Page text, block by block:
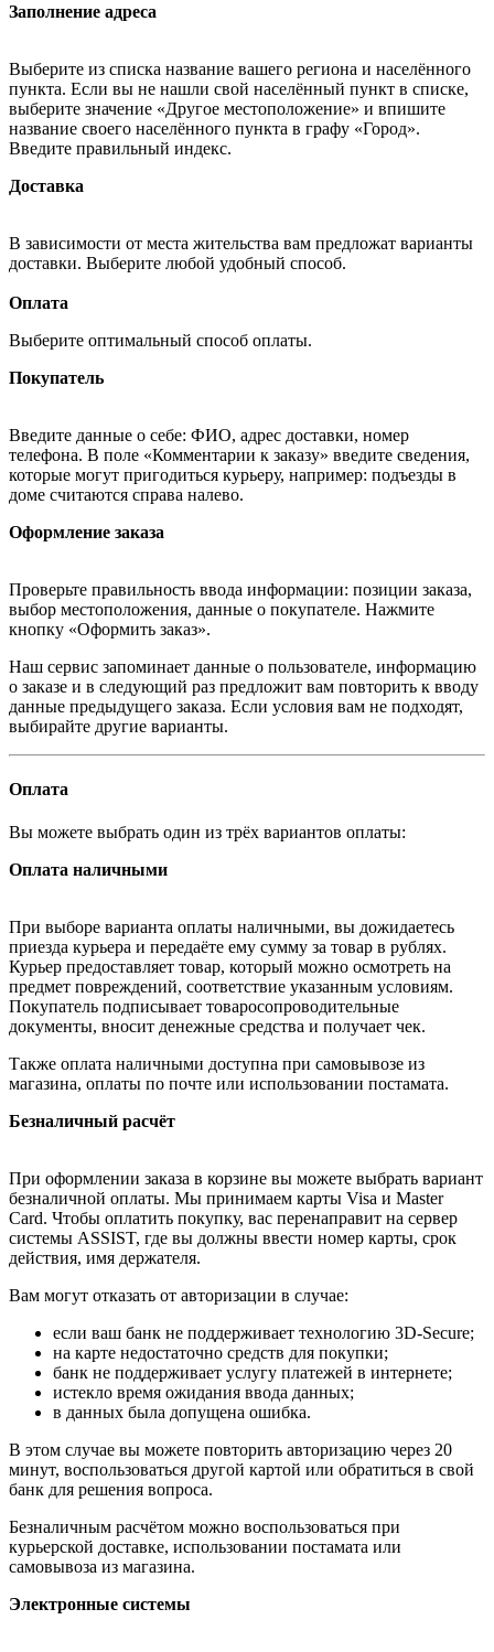
Заполнение адреса
Выберите из списка название вашего региона и населённого
пункта. Если вы не нашли свой населённый пункт в списке,
выберите значение «Другое местоположение» и впишите
название своего населённого пункта в графу «Город».
Введите правильный индекс.
Доставка
В зависимости от места жительства вам предложат варианты
доставки. Выберите любой удобный способ.
Оплата
Выберите оптимальный способ оплаты.
Покупатель
Введите данные о себе: ФИО, адрес доставки, номер
телефона. В поле «Комментарии к заказу» введите сведения,
которые могут пригодиться курьеру, например: подъезды в
доме считаются справа налево.
Оформление заказа
Проверьте правильность ввода информации: позиции заказа,
выбор местоположения, данные о покупателе. Нажмите
кнопку «Оформить заказ».
Наш сервис запоминает данные о пользователе, информацию
о заказе и в следующий раз предложит вам повторить к вводу
данные предыдущего заказа. Если условия вам не подходят,
выбирайте другие варианты.
Оплата
Вы можете выбрать один из трёх вариантов оплаты:
Оплата наличными
При выборе варианта оплаты наличными, вы дожидаетесь
приезда курьера и передаёте ему сумму за товар в рублях.
Курьер предоставляет товар, который можно осмотреть на
предмет повреждений, соответствие указанным условиям.
Покупатель подписывает товаросопроводительные
документы, вносит денежные средства и получает чек.
Также оплата наличными доступна при самовывозе из
магазина, оплаты по почте или использовании постамата.
Безналичный расчёт
При оформлении заказа в корзине вы можете выбрать вариант
безналичной оплаты. Мы принимаем карты Visa и Master
Card. Чтобы оплатить покупку, вас перенаправит на сервер
системы ASSIST, где вы должны ввести номер карты, срок
действия, имя держателя.
Вам могут отказать от авторизации в случае:
если ваш банк не поддерживает технологию 3D-Secure;
на карте недостаточно средств для покупки;
банк не поддерживает услугу платежей в интернете;
истекло время ожидания ввода данных;
в данных была допущена ошибка.
В этом случае вы можете повторить авторизацию через 20
минут, воспользоваться другой картой или обратиться в свой
банк для решения вопроса.
Безналичным расчётом можно воспользоваться при
курьерской доставке, использовании постамата или
самовывоза из магазина.
Электронные системы